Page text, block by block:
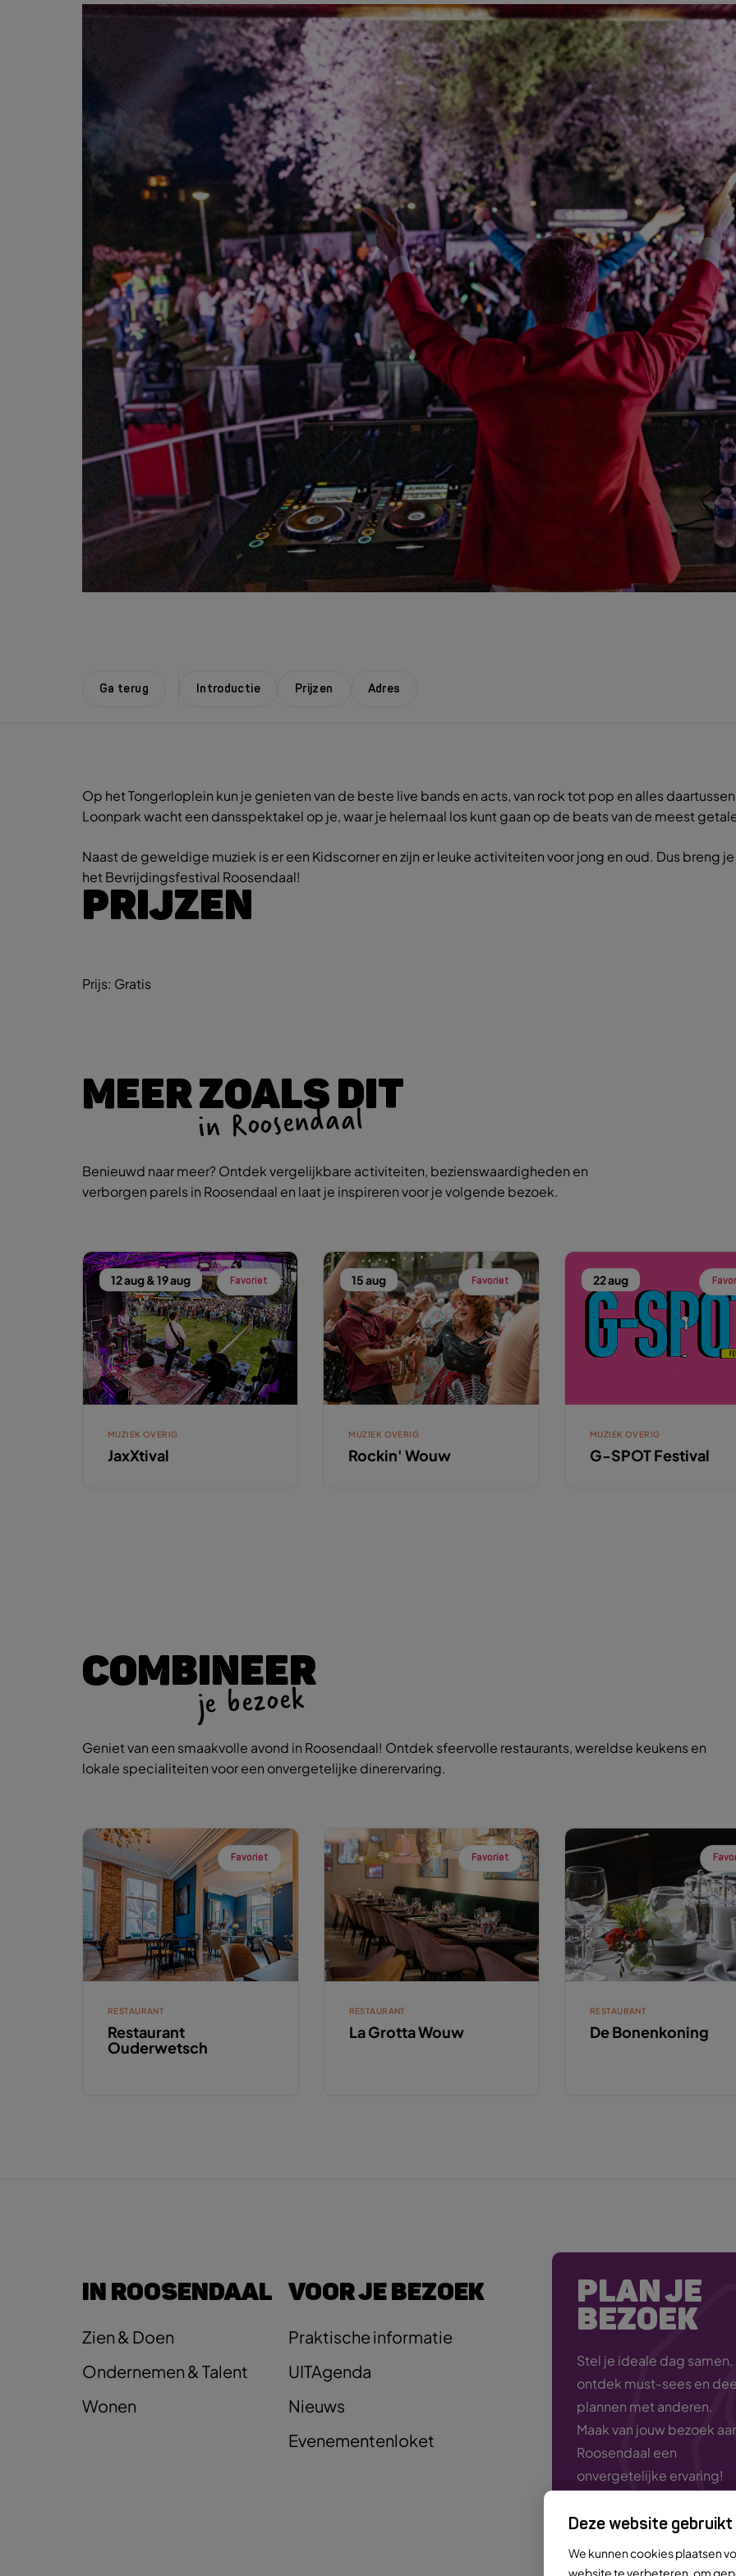
Deze website gebruikt
We kunnen cookies plaatsen
website te verbeteren, om
Ga terug Introductie Prijzen Adres
Op het Tongerloplein kun je genieten van de beste live bands en acts, van rock tot pop en alles
Loonpark wacht een dansspektakel op je, waar je helemaal los kunt gaan op de beats van de meest
Naast de geweldige muziek is er een Kidscorner en zijn er leuke activiteiten voor jong en oud. Dus breng
het Bevrijdingsfestival Roosendaal!
PRIJZEN
Prijs: Gratis
MEER ZOALS DIT
in Roosendaal
Benieuwd naar meer? Ontdek vergelijkbare activiteiten, bezienswaardigheden en
verborgen parels in Roosendaal en laat je inspireren voor je volgende bezoek.
12 aug & 19 aug Favoriet
MUZIEK OVERIG
JaxXtival
15 aug Favoriet
MUZIEK OVERIG
Rockin' Wouw
22 aug
MUZIEK OVERIG
G-SPOT Festival
COMBINEER
je bezoek
Geniet van een smaakvolle avond in Roosendaal! Ontdek sfeervolle restaurants, wereldse keukens en
lokale specialiteiten voor een onvergetelijke dinerervaring.
Favoriet
RESTAURANT
Restaurant
Ouderwetsch
Favoriet
RESTAURANT
La Grotta Wouw
RESTAURANT
De Bonenkoning
IN ROOSENDAAL
Zien & Doen
Ondernemen & Talent
Wonen
VOOR JE BEZOEK
Praktische informatie
UITAgenda
Nieuws
Evenementenloket
PLAN JE
BEZOEK
Stel je ideale dag samen,
ontdek must-sees en
plannen met anderen.
Maak van jouw bezoek
Roosendaal een
onvergetelijke ervaring!
Plan nu je bezoek